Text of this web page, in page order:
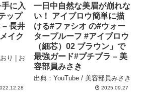
に入
ップ
– 長井
イク
り | お
一日中自然な美眉が崩れな
い！ アイブロウ簡単に描
ける#ファシオ の#ウォー
タープルーフ #アイブロウ
（細芯）02 ブラウン」で
最強ガード#プチプラ – 美
容部員みさき
出典：YouTube / 美容部員みさき
2025.09.27